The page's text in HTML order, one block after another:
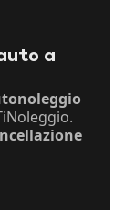
a